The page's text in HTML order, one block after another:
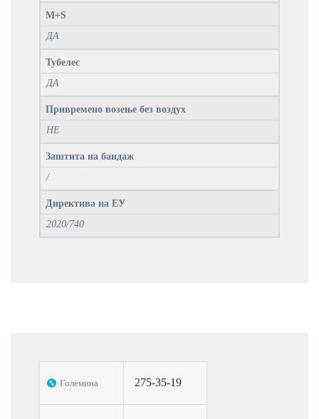
M+S
ДА
Тубелес
ДА
Привремено возење без воздух
НЕ
Заштита на бандаж
/
Директива на ЕУ
2020/740
Големина 275-35-19